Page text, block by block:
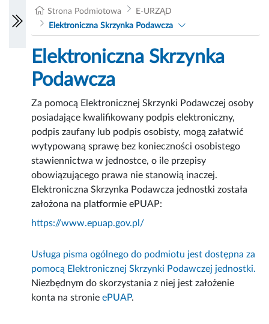
Strona Podmiotowa
E-URZĄD
Elektroniczna Skrzynka Podawcza
Elektroniczna Skrzynka
Podawcza
Za pomocą Elektronicznej Skrzynki Podawczej osoby
posiadające kwalifikowany podpis elektroniczny,
podpis zaufany lub podpis osobisty, mogą załatwić
wytypowaną sprawę bez konieczności osobistego
stawiennictwa w jednostce, o ile przepisy
obowiązującego prawa nie stanowią inaczej.
Elektroniczna Skrzynka Podawcza jednostki została
założona na platformie ePUAP:
https://www.epuap.gov.pl/
Usługa pisma ogólnego do podmiotu jest dostępna za
pomocą Elektronicznej Skrzynki Podawczej jednostki.
Niezbędnym do skorzystania z niej jest założenie
konta na stronieePUAP.